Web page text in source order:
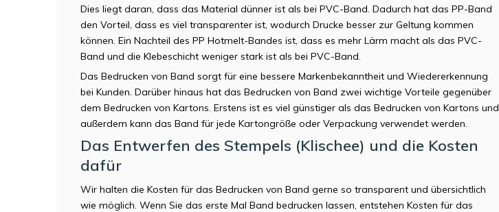
Dies liegt daran, dass das Material dünner ist als bei PVC-Band. Dadurch hat das PP-Band
den Vorteil, dass es viel transparenter ist, wodurch Drucke besser zur Geltung kommen
können. Ein Nachteil des PP Hotmelt-Bandes ist, dass es mehr Lärm macht als das PVC-
Band und die Klebeschicht weniger stark ist als bei PVC-Band.
Das Bedrucken von Band sorgt für eine bessere Markenbekanntheit und Wiedererkennung
bei Kunden. Darüber hinaus hat das Bedrucken von Band zwei wichtige Vorteile gegenüber
dem Bedrucken von Kartons. Erstens ist es viel günstiger als das Bedrucken von Kartons und
außerdem kann das Band für jede Kartongröße oder Verpackung verwendet werden.
Das Entwerfen des Stempels (Klischee) und die Kosten
dafür
Wir halten die Kosten für das Bedrucken von Band gerne so transparent und übersichtlich
wie möglich. Wenn Sie das erste Mal Band bedrucken lassen, entstehen Kosten für das